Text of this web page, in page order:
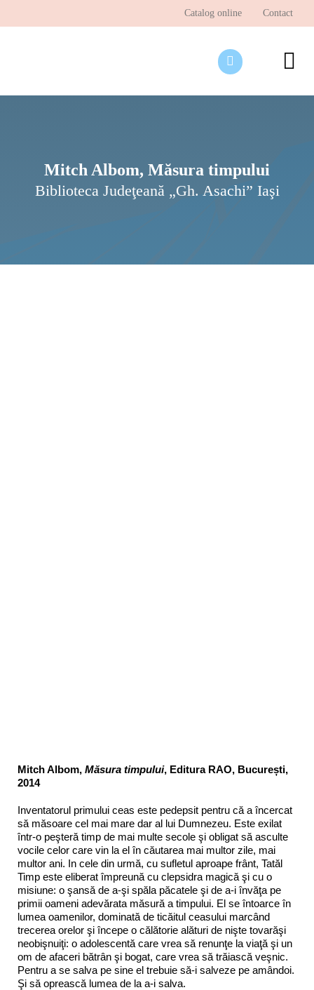
Catalog online Contact
Mitch Albom, Măsura timpului
Biblioteca Judeţeană „Gh. Asachi” Iaşi
Mitch Albom, Măsura timpului, Editura RAO, București,
2014
Inventatorul primului ceas este pedepsit pentru că a încercat
să măsoare cel mai mare dar al lui Dumnezeu. Este exilat
într-o peşteră timp de mai multe secole şi obligat să asculte
vocile celor care vin la el în căutarea mai multor zile, mai
multor ani. In cele din urmă, cu sufletul aproape frânt, Tatăl
Timp este eliberat împreună cu clepsidra magică şi cu o
misiune: o şansă de a-şi spăla păcatele şi de a-i învăţa pe
primii oameni adevărata măsură a timpului. El se întoarce în
lumea oamenilor, dominată de ticăitul ceasului marcând
trecerea orelor şi începe o călătorie alături de nişte tovarăşi
neobişnuiţi: o adolescentă care vrea să renunţe la viaţă şi un
om de afaceri bătrân şi bogat, care vrea să trăiască veşnic.
Pentru a se salva pe sine el trebuie să-i salveze pe amândoi.
Şi să oprească lumea de la a-i salva.